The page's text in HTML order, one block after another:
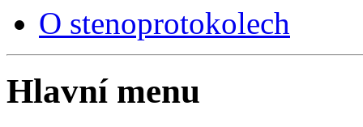
O stenoprotokolech
Hlavní menu